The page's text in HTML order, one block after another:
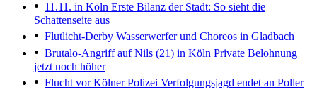
11.11. in Köln Erste Bilanz der Stadt: So sieht die
Schattenseite aus
Flutlicht-Derby Wasserwerfer und Choreos in Gladbach
Brutalo-Angriff auf Nils (21) in Köln Private Belohnung
jetzt noch höher
Flucht vor Kölner Polizei Verfolgungsjagd endet an Poller